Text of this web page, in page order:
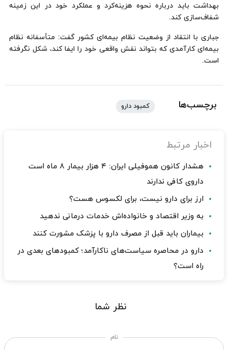
بهداشت باید درباره نحوه هزینه‌کرد و عملکرد خود در این زمینه
شفاف‌سازی کند.
جباری با انتقاد از وضعیت نظام بیمه‌ای کشور گفت: متأسفانه نظام
بیمه‌ای کارآمدی که بتواند نقش واقعی خود را ایفا کند، شکل نگرفته
است.
برچسب‌ها کمبود دارو
اخبار مرتبط
هشدار کانون هموفیلی ایران: ۴ هزار بیمار ۸ ماه است
داروی کافی ندارند
ارز برای دارو نیست، برای لکسوس هست؟
به وزیر اقتصاد و خانواده‌اش خدمات درمانی ندهید
بیماران باید قبل از مصرف دارو با پزشک مشورت کنند
دارو در محاصره سیاست‌های ناکارآمد؛ کمبودهای بعدی در
راه است؟
نظر شما
نام